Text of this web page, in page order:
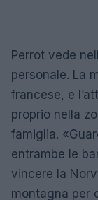
Perrot vede
personale. La
francese, e
proprio nella
famiglia.
entrambe le
vincere la
montagna per